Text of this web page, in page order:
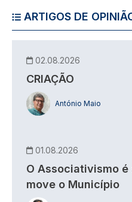
ARTIGOS DE
02.08.2026
CRIAÇÃO
António Maio
01.08.2026
O Associativismo
move o Município